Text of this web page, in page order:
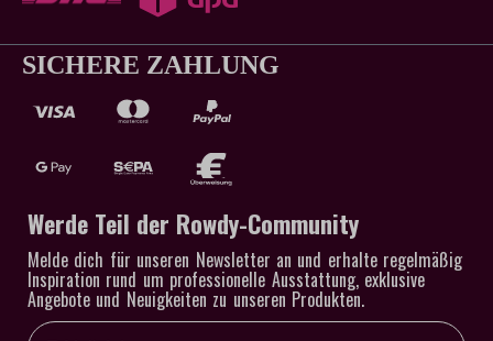
SICHERE ZAHLUNG
Werde Teil der Rowdy-Community
Melde dich für unseren Newsletter an und erhalte regelmäßig
Inspiration rund um professionelle Ausstattung, exklusive
Angebote und Neuigkeiten zu unseren Produkten.
Email